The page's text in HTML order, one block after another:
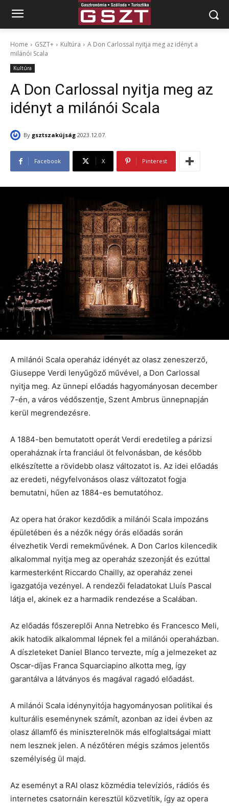
Home GSZT+ Kultúra
A Don Carlossal nyitja meg az idényt a
milánói Scala
Kultúra
A Don Carlossal nyitja meg az
idényt a milánói Scala
By gsztszakújság 2023.12.07.
Facebook X Pinterest
A milánói Scala operaház idényét az olasz zeneszerző,
Giuseppe Verdi lenyűgöző művével, a Don Carlossal
nyitja meg. Az ünnepi előadás hagyományosan december
7-én, a város védőszentje, Szent Ambrus ünnepnapján
kerül megrendezésre.
A 1884-ben bemutatott operát Verdi eredetileg a párizsi
operaháznak írta franciául öt felvonásban, de később
elkészítette a rövidebb olasz változatot is. Az idei előadás
az eredeti, négyfelvonásos olasz változatot fogja
bemutatni, hűen az 1884-es bemutatóhoz.
Az opera hat órakor kezdődik a milánói Scala impozáns
épületében és a nézők négy órás előadás során
élvezhetik Verdi remekművének. A Don Carlos kilencedik
alkalommal nyitja meg az operaház szezonját és ezúttal
karmesterként Riccardo Chailly, az operaház zenei
igazgatója vezényel. A rendezői feladatokat Lluís Pascal
látja el, akinek ez a harmadik rendezése a Scalában.
Az előadás főszereplői Anna Netrebko és Francesco Meli,
akik hatodik alkalommal lépnek fel a milánói operaházban.
A díszleteket Daniel Blanco tervezte, míg a jelmezeket az
Oscar-díjas Franca Squarciapino alkotta meg, így
garantálva a látványos és magával ragadó előadást.
A milánói Scala idénynyitója hagyományosan politikai és
kulturális eseménynek számít, azonban az idei évben az
olasz államfő és miniszterelnök más elfoglaltságai miatt
nem lesznek jelen. A nézőtéren mégis számos jelentős
személyiség ül majd.
Az eseményt a RAI olasz közmédia televíziós, rádiós és
internetes csatornáin keresztül közvetítik, így az opera